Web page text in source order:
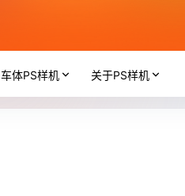
车体PS样机 关于PS样机